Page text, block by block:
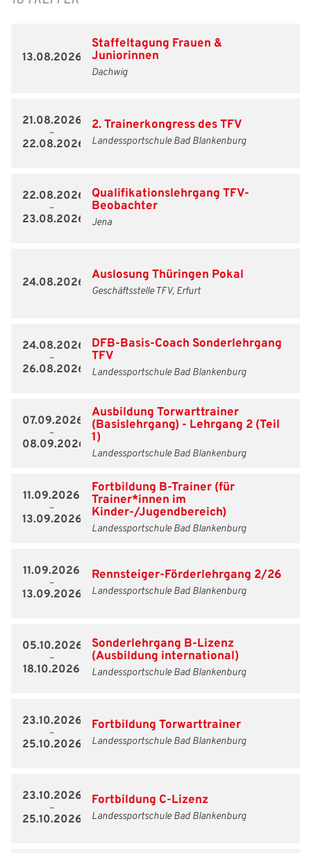
13.08.2026
Staffeltagung Frauen &
Juniorinnen
Dachwig
21.08.2026
–
22.08.2026
2. Trainerkongress des TFV
Landessportschule Bad Blankenburg
22.08.2026
–
23.08.2026
Qualifikationslehrgang TFV-
Beobachter
Jena
24.08.2026 Auslosung Thüringen Pokal
Geschäftsstelle TFV, Erfurt
24.08.2026
–
26.08.2026
DFB-Basis-Coach Sonderlehrgang
TFV
Landessportschule Bad Blankenburg
07.09.2026
–
08.09.2026
Ausbildung Torwarttrainer
(Basislehrgang) - Lehrgang 2 (Teil
1)
Landessportschule Bad Blankenburg
11.09.2026
–
13.09.2026
Fortbildung B-Trainer (für
Trainer*innen im
Kinder-/Jugendbereich)
Landessportschule Bad Blankenburg
11.09.2026
–
13.09.2026
Rennsteiger-Förderlehrgang 2/26
Landessportschule Bad Blankenburg
05.10.2026
–
18.10.2026
Sonderlehrgang B-Lizenz
(Ausbildung international)
Landessportschule Bad Blankenburg
23.10.2026
–
25.10.2026
Fortbildung Torwarttrainer
Landessportschule Bad Blankenburg
23.10.2026
–
25.10.2026
Fortbildung C-Lizenz
Landessportschule Bad Blankenburg
WEBSITE DURCHSUCHEN
IHRE LESEZEICHEN
sich an der Website anzumelden.
Futsal
#siekickt
Länderspiele